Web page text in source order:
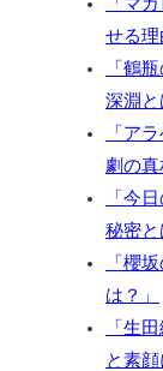
せる理
「鶴
深淵と
「ア
劇の真
「今
秘密と
「櫻
は？」
「生
と素顔